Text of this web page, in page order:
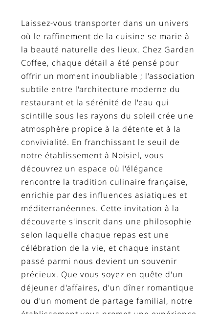
Laissez-vous transporter dans un univers
où le raffinement de la cuisine se marie à
la beauté naturelle des lieux. Chez Garden
Coffee, chaque détail a été pensé pour
offrir un moment inoubliable ; l'association
subtile entre l'architecture moderne du
restaurant et la sérénité de l'eau qui
scintille sous les rayons du soleil crée une
atmosphère propice à la détente et à la
convivialité. En franchissant le seuil de
notre établissement à Noisiel, vous
découvrez un espace où l'élégance
rencontre la tradition culinaire française,
enrichie par des influences asiatiques et
méditerranéennes. Cette invitation à la
découverte s'inscrit dans une philosophie
selon laquelle chaque repas est une
célébration de la vie, et chaque instant
passé parmi nous devient un souvenir
précieux. Que vous soyez en quête d'un
déjeuner d'affaires, d'un dîner romantique
ou d'un moment de partage familial, notre